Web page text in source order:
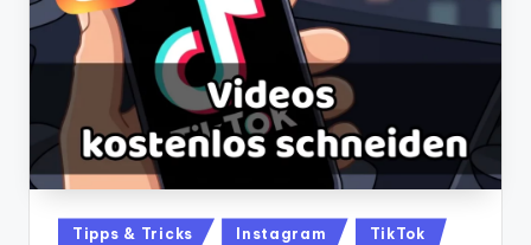
Posted
Tipps & Tricks Instagram TikTok